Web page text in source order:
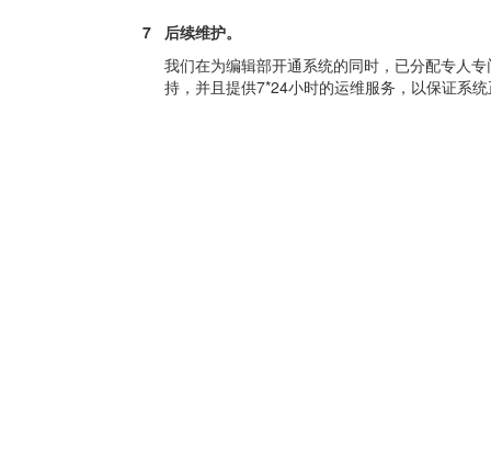
7 后续维护。
我们在为编辑部开通系统的同时，已分配专人
持，并且提供7*24小时的运维服务，以保证系